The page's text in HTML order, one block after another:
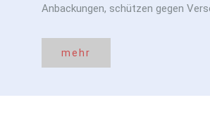
Anbackungen, schützen gegen
mehr